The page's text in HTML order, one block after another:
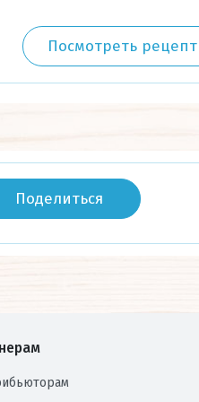
Посмотреть рецепт
Поделиться